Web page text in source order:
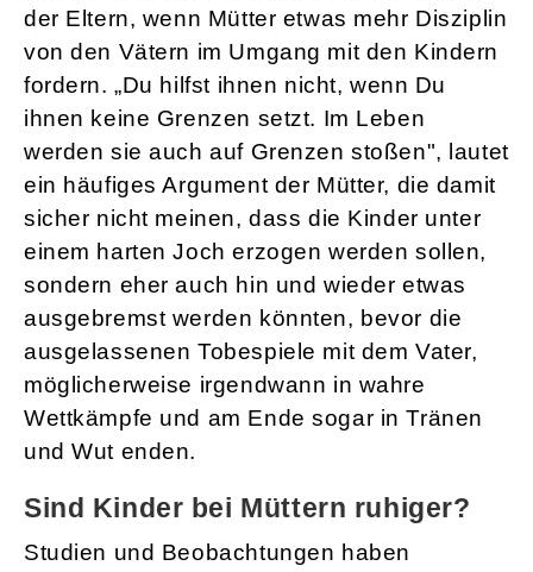
der Eltern, wenn Mütter etwas mehr Disziplin
von den Vätern im Umgang mit den Kindern
fordern. „Du hilfst ihnen nicht, wenn Du
ihnen keine Grenzen setzt. Im Leben
werden sie auch auf Grenzen stoßen", lautet
ein häufiges Argument der Mütter, die damit
sicher nicht meinen, dass die Kinder unter
einem harten Joch erzogen werden sollen,
sondern eher auch hin und wieder etwas
ausgebremst werden könnten, bevor die
ausgelassenen Tobespiele mit dem Vater,
möglicherweise irgendwann in wahre
Wettkämpfe und am Ende sogar in Tränen
und Wut enden.
Sind Kinder bei Müttern ruhiger?
Studien und Beobachtungen haben